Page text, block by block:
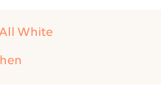
White